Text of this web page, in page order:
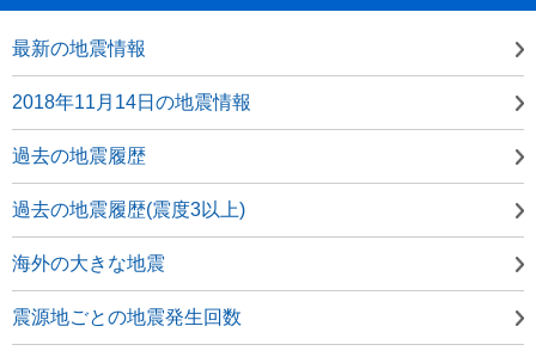
最新の地震情報
2018年11月14日の地震情報
過去の地震履歴
過去の地震履歴(震度3以上)
海外の大きな地震
震源地ごとの地震発生回数